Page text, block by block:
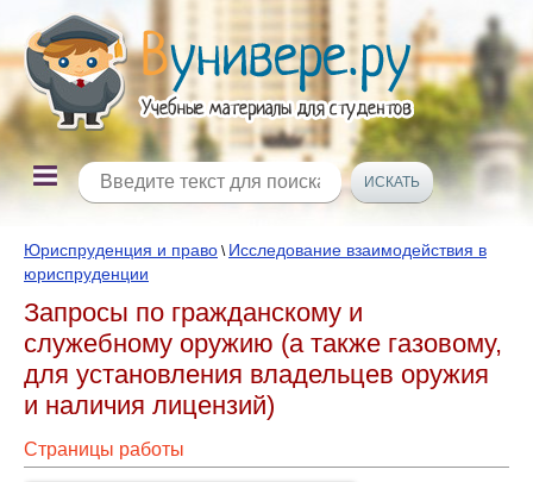
Юриспруденция и право \ Исследование взаимодействия в
юриспруденции
Запросы по гражданскому и
служебному оружию (а также газовому,
для установления владельцев оружия
и наличия лицензий)
Страницы работы